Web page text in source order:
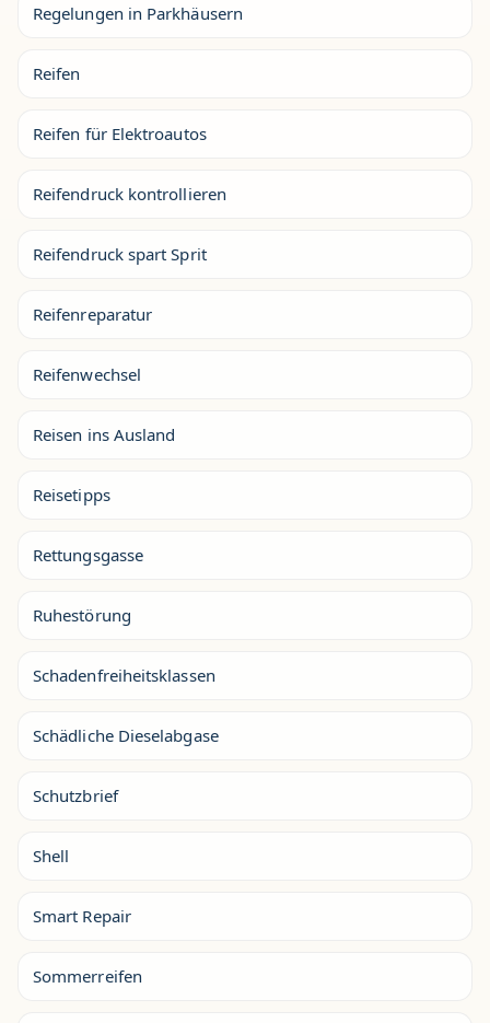
Regelungen in Parkhäusern
Reifen
Reifen für Elektroautos
Reifendruck kontrollieren
Reifendruck spart Sprit
Reifenreparatur
Reifenwechsel
Reisen ins Ausland
Reisetipps
Rettungsgasse
Ruhestörung
Schadenfreiheitsklassen
Schädliche Dieselabgase
Schutzbrief
Shell
Smart Repair
Sommerreifen